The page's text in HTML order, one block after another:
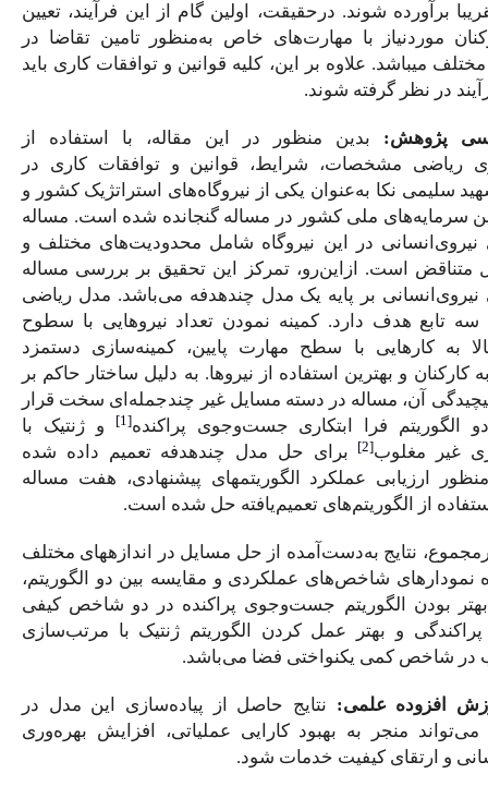
اولین گام از این فرآیند، تعیین
خاص به‌منظور تامین تقاضا در
این، کلیه قوانین و توافقات کاری باید
در این مقاله، با استفاده از
قوانین و توافقات کاری در
یکی از نیروگاه‌های استراتژیک کشور و
در مساله گنجانده شده است. مساله
نیروگاه شامل محدودیت‌های مختلف و
تمرکز این تحقیق بر بررسی مساله
یک مدل چندهدفه می‌باشد. مدل ریاضی
نمودن تعداد نیروهایی با سطوح
مهارت پایین، کمینه‌سازی دستمزد
از نیروها. به دلیل ساختار حاکم بر
دسته مسایل غیر چندجمله‌ای سخت قرار
جست‌وجوی پراکنده
و ژنتیک با
حل مدل چندهدفه تعمیم داده شده
الگوریتم­های پیشنهادی، هفت مساله
تعمیم‌یافته حل شده ‌است.
از حل مسایل در اندازه­های مختلف
عملکردی و مقایسه بین دو الگوریتم،
جست‌وجوی پراکنده در دو شاخص کیفی
کردن الگوریتم ژنتیک با مرتب‌سازی
فضا می‌باشد.
حاصل از پیاده‌سازی این مدل در
کارایی عملیاتی، افزایش بهره‌وری
شود.